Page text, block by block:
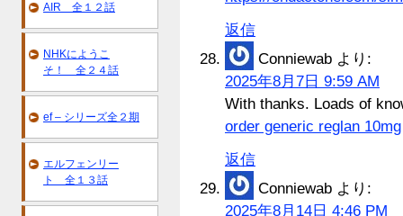
返信
Conniewab より:
2025年8月7日 9:59 AM
With thanks. Loads of
order generic reglan 10mg
返信
Conniewab より:
2025年8月14日 4:46 PM
AIR 全１２話
NHKにようこ
そ！ 全２４話
ef – シリーズ全２期
エルフェンリー
ト 全１３話